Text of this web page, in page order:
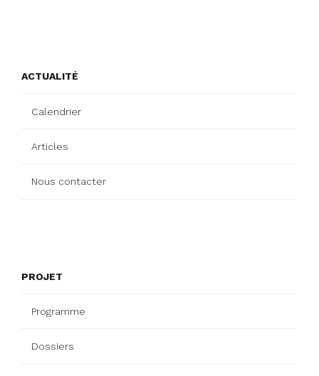
ACTUALITÉ
Calendrier
Articles
Nous contacter
PROJET
Programme
Dossiers